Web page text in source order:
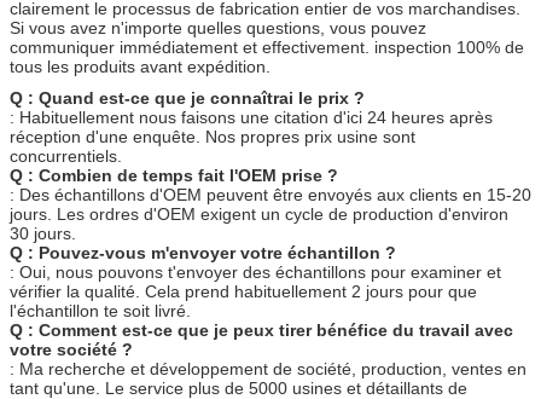
Q : Quand est-ce que je connaîtrai le prix ?
: Habituellement nous faisons une citation d'ici 24 heures après
réception d'une enquête. Nos propres prix usine sont
concurrentiels.
Q : Combien de temps fait l'OEM prise ?
: Des échantillons d'OEM peuvent être envoyés aux clients en 15-20
jours. Les ordres d'OEM exigent un cycle de production d'environ
30 jours.
Q : Pouvez-vous m'envoyer votre échantillon ?
: Oui, nous pouvons t'envoyer des échantillons pour examiner et
vérifier la qualité. Cela prend habituellement 2 jours pour que
l'échantillon te soit livré.
Q : Comment est-ce que je peux tirer bénéfice du travail avec
votre société ?
: Ma recherche et développement de société, production, ventes en
tant qu'une. Le service plus de 5000 usines et détaillants de
meubles, aident la décoration 1 000 000 à la maison. En plus de
vos propres produits, nous échangerons également des produits
nouveaux dans d'autres processus pour rendre votre bibliothèque
de produit plus complète et parfaite.